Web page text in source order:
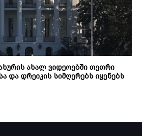
ახალ ვიდეოებში თეთრი
და დრეიკის სიმღერებს იყენებს